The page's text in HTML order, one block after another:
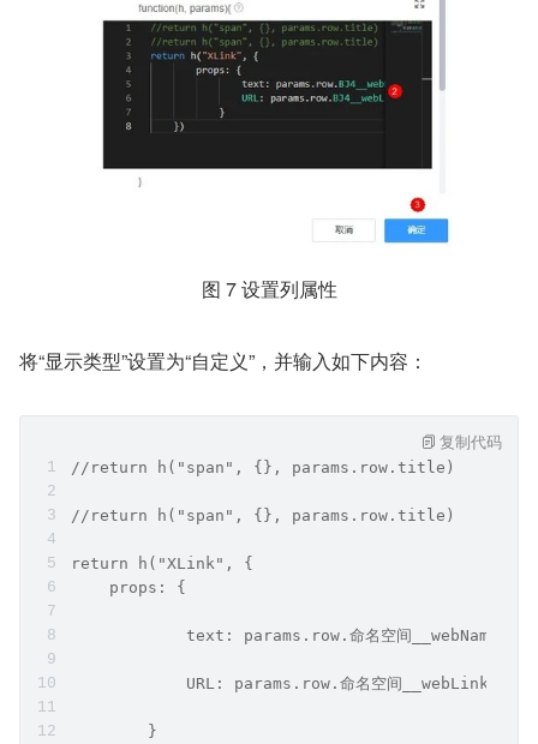
图 7 设置列属性
将“显示类型”设置为“自定义”，并输入如下内容：
//return h("span", {}, params.row.title)
//return h("span", {}, params.row.title)
return h("XLink", {
    props: {
text: params.row.命名空间
            URL: params.row.命名空间__webLink__CST
        }
复制代码